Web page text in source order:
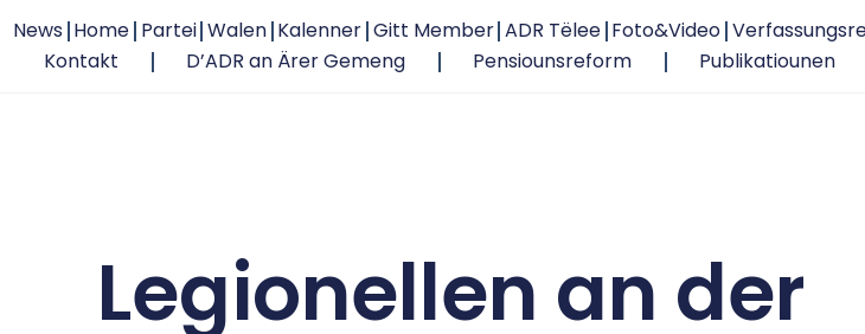
News Home Partei Walen Kalenner Gitt Member ADR Tëlee Foto&Video
Kontakt
D’ADR an Ärer Gemeng Pensiounsreform Publikatiounen
Legionellen an der